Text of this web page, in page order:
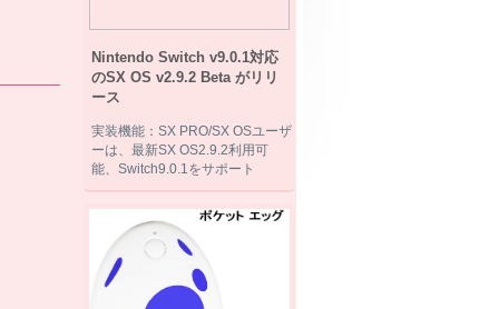
Nintendo Switch v9.0.1対応
のSX OS v2.9.2 Beta がリリ
ース
実装機能：SX PRO/SX OSユーザ
ーは、最新SX OS2.9.2利用可
能、Switch9.0.1をサポート